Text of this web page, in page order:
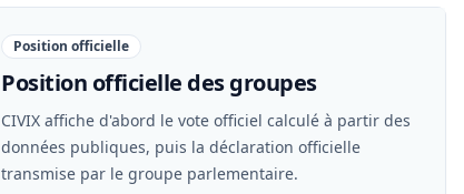
Position officielle
Position officielle des groupes
CIVIX affiche d'abord le vote officiel calculé à partir des
données publiques, puis la déclaration officielle
transmise par le groupe parlementaire.